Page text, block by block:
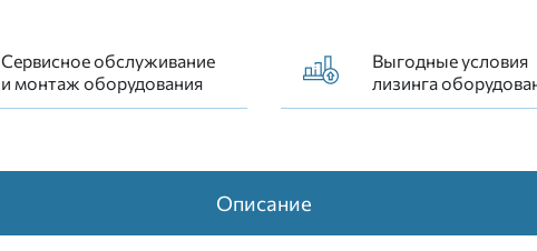
Сервисное обслуживание
и монтаж оборудования
Выгодные условия
лизинга
Описание